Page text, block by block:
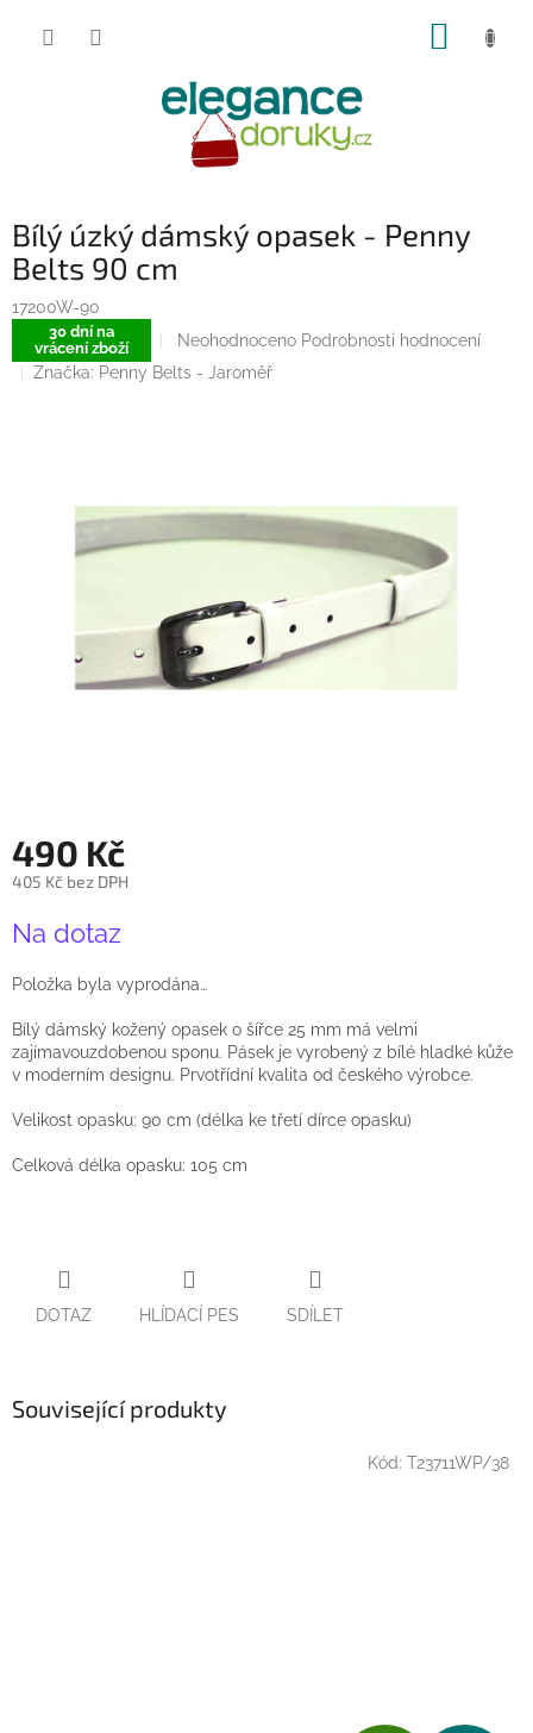
Bílý úzký dámský opasek - Penny
Belts 90 cm
17200W-90
30 dní na
vrácení zboží
Průměrné
hodnocení
produktu
Neohodnoceno Podrobnosti hodnocení
Značka: Penny Belts - Jaroměř
490 Kč
405 Kč bez DPH
cena:
Na dotaz
Položka byla vyprodána…
Bílý dámský kožený opasek o šířce 25 mm má velmi
zajímavouzdobenou sponu. Pásek je vyrobený z bílé hladké kůže
v moderním designu. Prvotřídní kvalita od českého výrobce.
Velikost opasku: 90 cm (délka ke třetí dírce opasku)
Celková délka opasku: 105 cm
DOTAZ HLÍDACÍ PES SDÍLET
Související produkty
Kód: T23711WP/38